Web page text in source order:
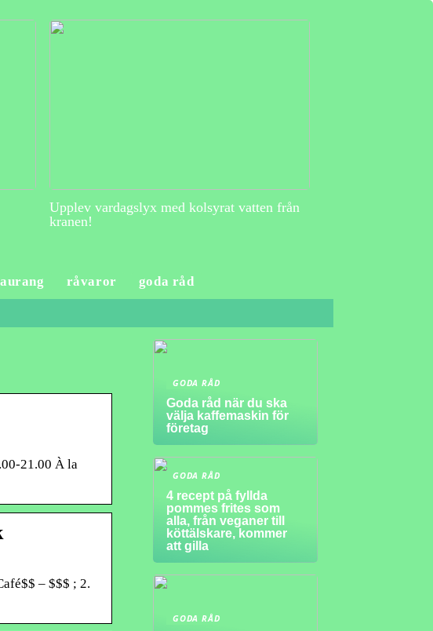
Upplev vardagslyx med kolsyrat vatten från
kranen!
råvaror goda råd
21.00 À la
– $$$ ; 2.
GODA RÅD
Goda råd när du ska
välja kaffemaskin för
företag
GODA RÅD
4 recept på fyllda
pommes frites som
alla, från veganer till
köttälskare, kommer
att gilla
GODA RÅD